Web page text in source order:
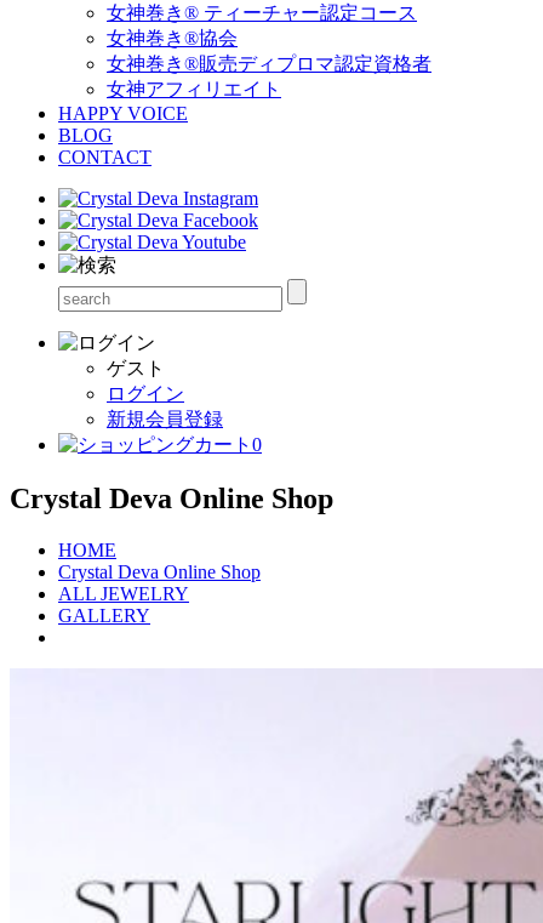
女神巻き® ティーチャー認定コース
女神巻き®協会
女神巻き®販売ディプロマ認定資格者
女神アフィリエイト
HAPPY VOICE
BLOG
CONTACT
ゲスト
ログイン
新規会員登録
0
Crystal Deva Online Shop
HOME
Crystal Deva Online Shop
ALL JEWELRY
GALLERY